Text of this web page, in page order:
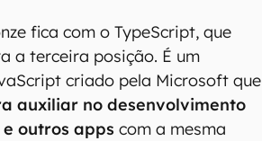
fica com o TypeScript, que
a terceira posição. É um
criado pela Microsoft que
auxiliar no desenvolvimento
outros apps com a mesma